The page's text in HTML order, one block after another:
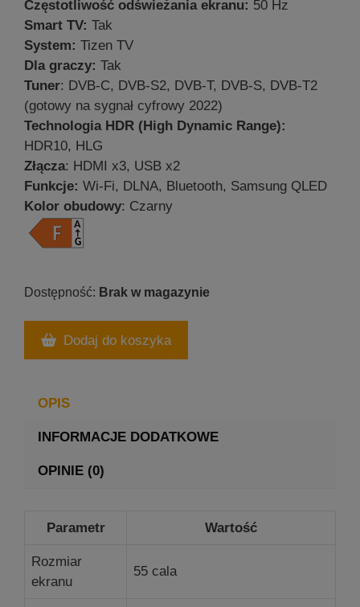
Częstotliwość odświeżania ekranu: 50 Hz
Smart TV: Tak
System: Tizen TV
Dla graczy: Tak
Tuner: DVB-C, DVB-S2, DVB-T, DVB-S, DVB-T2
(gotowy na sygnał cyfrowy 2022)
Technologia HDR (High Dynamic Range):
HDR10, HLG
Złącza: HDMI x3, USB x2
Funkcje: Wi-Fi, DLNA, Bluetooth, Samsung QLED
Kolor obudowy: Czarny
Brak w magazynie
Dodaj do koszyka
OPIS
INFORMACJE DODATKOWE
OPINIE (0)
Parametr Wartość
Rozmiar
ekranu
55 cala